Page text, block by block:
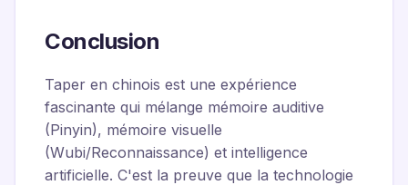
Conclusion
Taper en chinois est une expérience
fascinante qui mélange mémoire auditive
(Pinyin), mémoire visuelle
(Wubi/Reconnaissance) et intelligence
artificielle. C'est la preuve que la technologie